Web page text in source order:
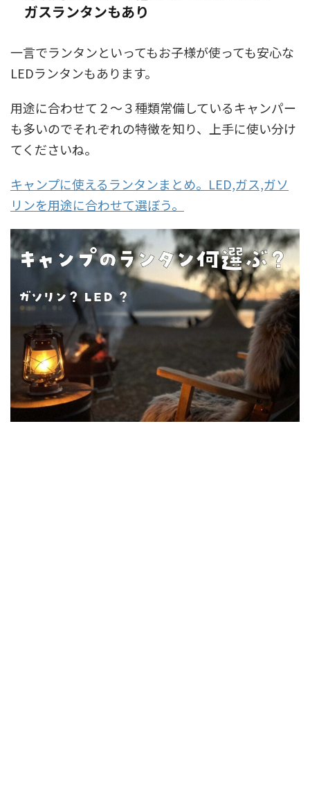
ガスランタンもあり
一言でランタンといってもお子様が使っても安心な
LEDランタンもあります。
用途に合わせて２〜３種類常備しているキャンパー
も多いのでそれぞれの特徴を知り、上手に使い分け
てくださいね。
キャンプに使えるランタンまとめ。LED,ガス,ガソ
リンを用途に合わせて選ぼう。